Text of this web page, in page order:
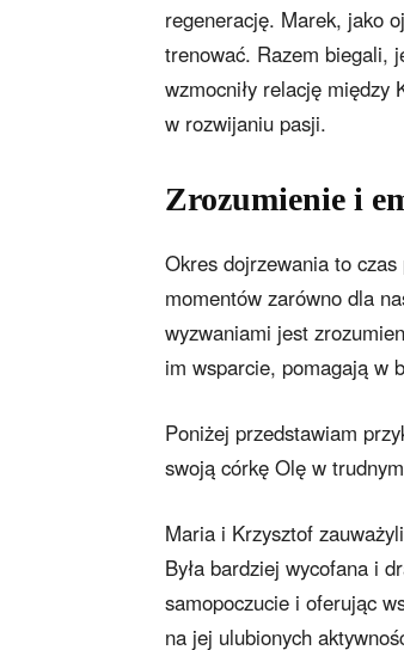
regenerację. Marek, jako
trenować. Razem biegali,
wzmocniły relację między
w rozwijaniu pasji.
Zrozumienie i
Okres dojrzewania to
momentów zarówno dla
wyzwaniami jest
im wsparcie, pomagają w
Poniżej przedstawiam
swoją córkę Olę w
Maria i Krzysztof
Była bardziej wycofana i
samopoczucie i oferując
na jej ulubionych